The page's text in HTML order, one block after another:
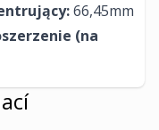
66,45mm
(na